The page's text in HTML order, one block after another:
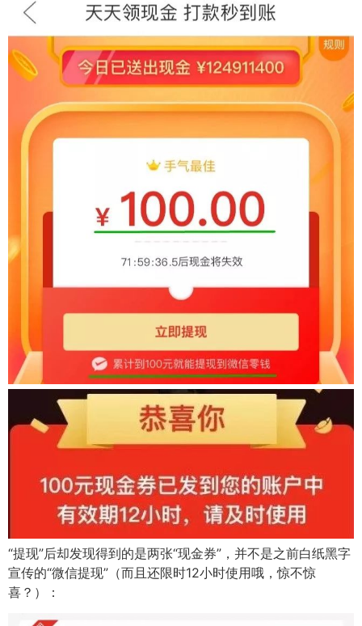
“提现”后却发现得到的是两张“现金券”，并不是之前白纸黑字
宣传的“微信提现”（而且还限时12小时使用哦，惊不惊
喜？）：